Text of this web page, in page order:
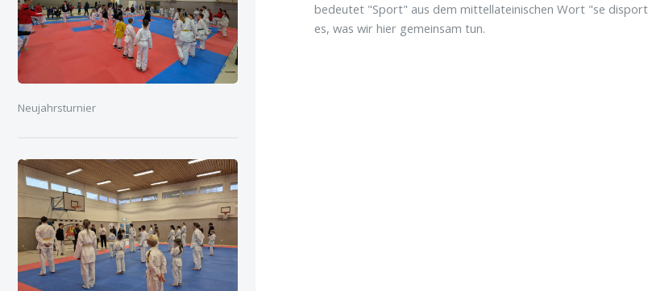
bedeutet "Sport" aus dem mittellateinischen Wort "se
es, was wir hier gemeinsam tun.
Neujahrsturnier